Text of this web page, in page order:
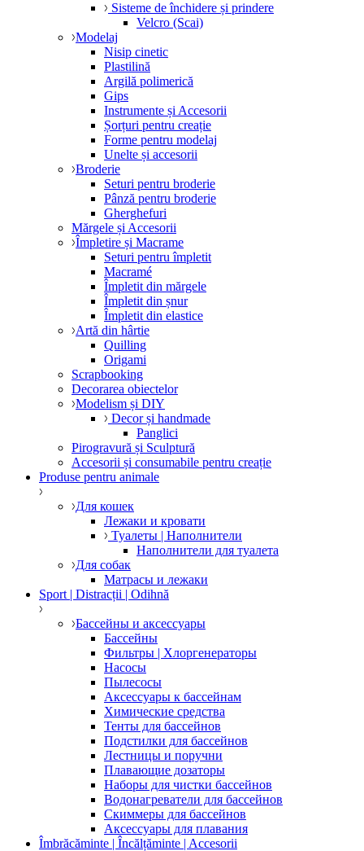
Sisteme de închidere și prindere
Velcro (Scai)
Modelaj
Nisip cinetic
Plastilină
Argilă polimerică
Gips
Instrumente și Accesorii
Șorțuri pentru creație
Forme pentru modelaj
Unelte și accesorii
Broderie
Seturi pentru broderie
Pânză pentru broderie
Gherghefuri
Mărgele și Accesorii
Împletire și Macrame
Seturi pentru împletit
Macramé
Împletit din mărgele
Împletit din șnur
Împletit din elastice
Artă din hârtie
Quilling
Origami
Scrapbooking
Decorarea obiectelor
Modelism și DIY
Decor și handmade
Panglici
Pirogravură și Sculptură
Accesorii și consumabile pentru creație
Produse pentru animale
Для кошек
Лежаки и кровати
Туалеты | Наполнители
Наполнители для туалета
Для собак
Матрасы и лежаки
Sport | Distracții | Odihnă
Бассейны и аксессуары
Бассейны
Фильтры | Хлоргенераторы
Насосы
Пылесосы
Аксессуары к бассейнам
Химические средства
Тенты для бассейнов
Подстилки для бассейнов
Лестницы и поручни
Плавающие дозаторы
Наборы для чистки бассейнов
Водонагреватели для бассейнов
Скиммеры для бассейнов
Аксессуары для плавания
Îmbrăcăminte | Încălțăminte | Accesorii